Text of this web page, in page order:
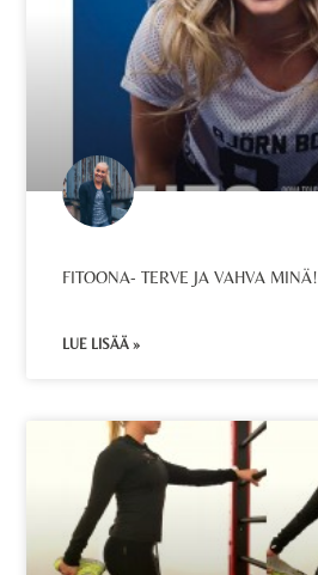
FITOONA- TERVE JA VAHVA MINÄ!
LUE LISÄÄ »